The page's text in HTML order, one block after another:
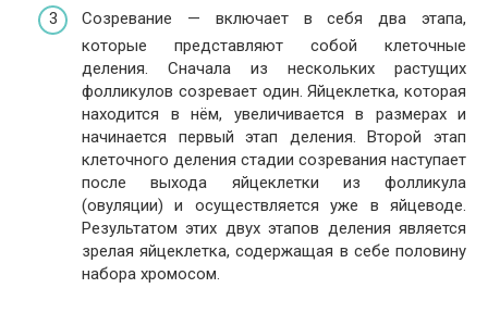
Созревание — включает в себя два этапа,
которые представляют собой клеточные
деления. Сначала из нескольких растущих
фолликулов созревает один. Яйцеклетка, которая
находится в нём, увеличивается в размерах и
начинается первый этап деления. Второй этап
клеточного деления стадии созревания наступает
после выхода яйцеклетки из фолликула
(овуляции) и осуществляется уже в яйцеводе.
Результатом этих двух этапов деления является
зрелая яйцеклетка, содержащая в себе половину
набора хромосом.